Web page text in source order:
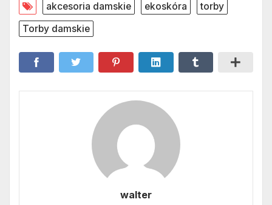
akcesoria damskie ekoskóra
torby
Torby damskie
walter